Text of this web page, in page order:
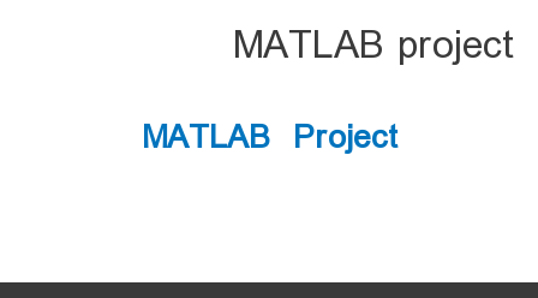
MATLAB project
MATLAB Project